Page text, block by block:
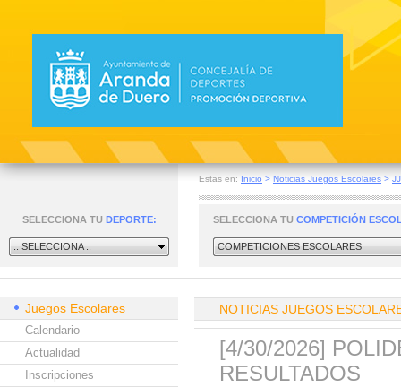
Estas en: Inicio > Noticias Juegos Escolares >
SELECCIONA TU DEPORTE:
:: SELECCIONA ::
SELECCIONA TU COMPETICIÓN
COMPETICIONES ESCOLARES
Juegos Escolares
Calendario
Actualidad
Inscripciones
NOTICIAS JUEGOS
[4/30/2026]
RESULTADOS